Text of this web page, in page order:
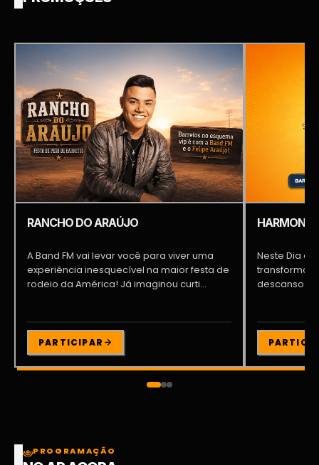
RANCHO DO ARAÚJO
A Band FM vai levar você para viver uma
experiência inesquecível na maior festa de
rodeio da América! Já imaginou curti...
PARTICIPAR
Neste Dia
transformar
descanso
PROGRAMAÇÃO